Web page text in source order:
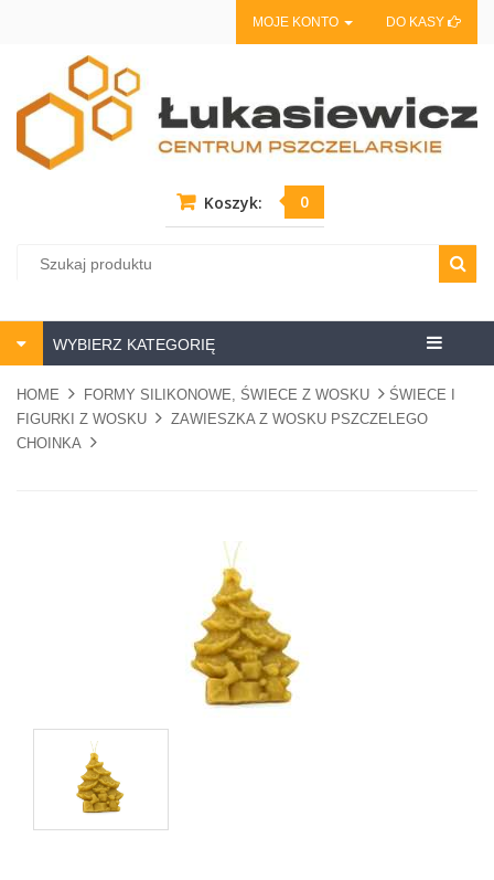
MOJE KONTO DO KASY
Koszyk: 0
Centrum
WYBIERZ KATEGORIĘ
HOME FORMY SILIKONOWE, ŚWIECE Z WOSKU
ŚWIECE I
FIGURKI Z WOSKU
ZAWIESZKA Z WOSKU PSZCZELEGO
CHOINKA